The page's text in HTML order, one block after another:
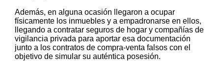
Además, en alguna ocasión llegaron a ocupar
físicamente los inmuebles y a empadronarse en ellos,
llegando a contratar seguros de hogar y compañías de
vigilancia privada para aportar esa documentación
junto a los contratos de compra-venta falsos con el
objetivo de simular su auténtica posesión.